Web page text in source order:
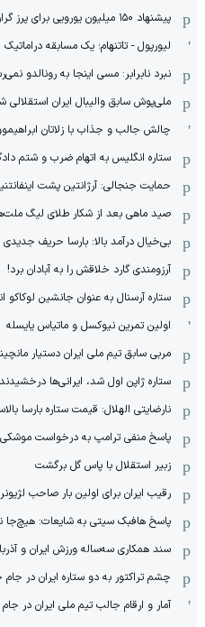
پیشنهاد ۱۵۰ میلیون یورویی برای پرز گران تمام شد
لیورپول - تاتنهام؛ یک مسابقه دراماتیک
نبرد نابرابر: مسی اینجا به رونالدو
ملی‌پوش سابق والیبال ایران استقلالی
چالش جالب و جذاب با زلاتان
ستاره انگلیس به اتهام ضرب و شتم
حمایت جنجالی: آرژانتین پشت
صید ماهی بعد از شکار طلای لیگ
بی‌خیال درآمد بالا: بارسا حریف جدیدی
آرزومندی گارد خلاقش را به آبادان برد!
ستاره آرسنال به عنوان جانشین
اولین تمرین نیوکسل و ماتیاس یایسله
مربی سابق تیم ملی ایران دستیار
ستاره ژاپن اول شد، ایرانی‌ها درخشیدند
نارضایتی الهلال: قیمت ستاره بارسا
پاسخ منفی ترامپ به درخواست
زبیر استقلال با پاس گل برگشت
رقیب ایران برای اولین بار صاحب
پاسخ هافبک سیتی به شایعات: هیچ‌جا
سند همکاری سه‌ساله‌ ‌ورزش ایران و
چشم تراکتور به دو ستاره ایران در جام
آمار و ارقام جالب تیم ملی ایران در جام